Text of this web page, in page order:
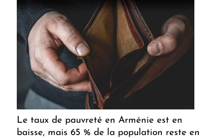
Le taux de pauvreté en Arménie est en
baisse, mais 65 % de la population reste en